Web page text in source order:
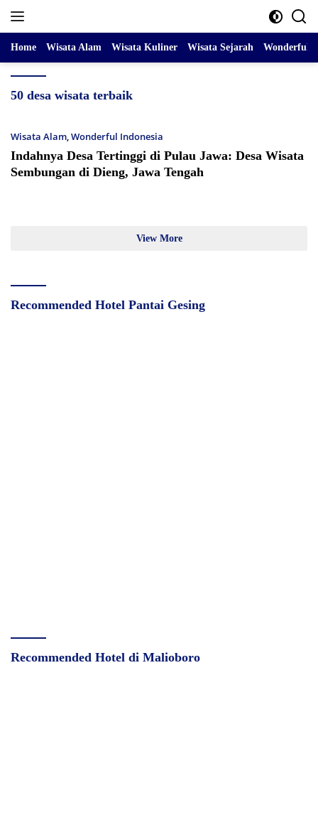
Home Wisata Alam Wisata Kuliner Wisata Sejarah Wonderful
50 desa wisata terbaik
Wisata Alam,Wonderful Indonesia
Indahnya Desa Tertinggi di Pulau Jawa: Desa Wisata
Sembungan di Dieng, Jawa Tengah
View More
Recommended Hotel Pantai Gesing
Recommended Hotel di Malioboro